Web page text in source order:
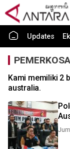
Updates
Kami memiliki 2
australia.